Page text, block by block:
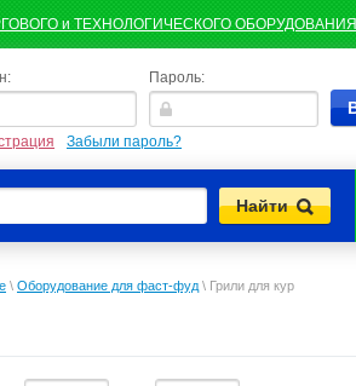
и ТЕХНОЛОГИЧЕСКОГО ОБОРУДОВАНИЯ
Пароль:
Забыли пароль?
\ Оборудование для фаст-фуд \ Грили для кур